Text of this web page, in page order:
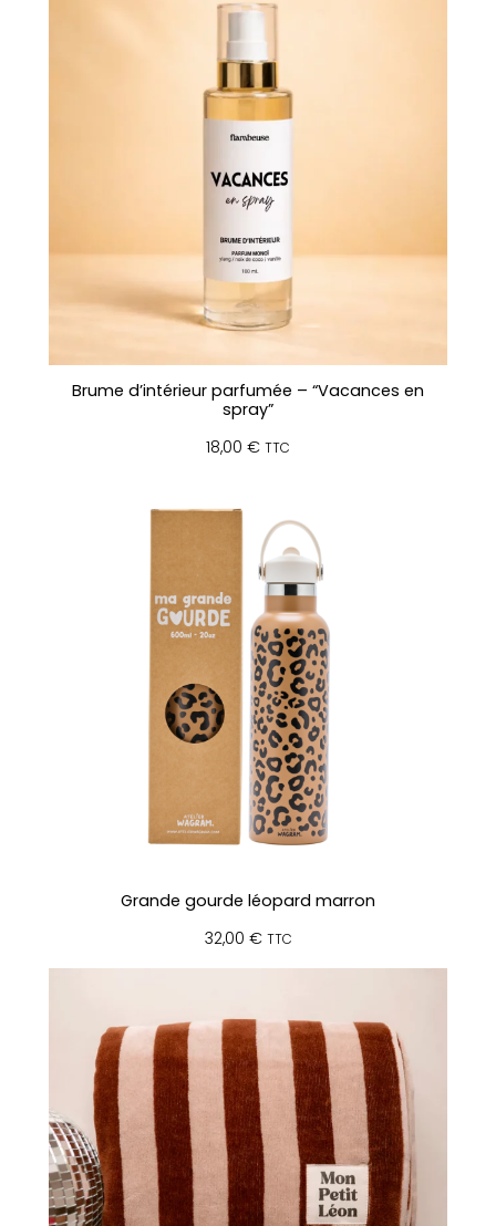
Brume d’intérieur parfumée – “Vacances en
spray”
18,00 € TTC
Grande gourde léopard marron
32,00 € TTC